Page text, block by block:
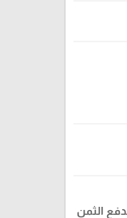
الثمن